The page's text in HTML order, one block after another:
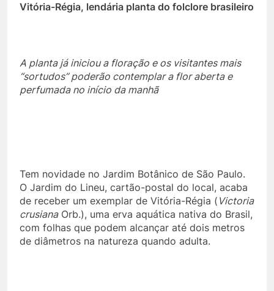
Vitória-Régia, lendária planta do folclore brasileiro
A planta já iniciou a floração e os visitantes mais
“sortudos” poderão contemplar a flor aberta e
perfumada no início da manhã
Tem novidade no Jardim Botânico de São Paulo.
O Jardim do Lineu, cartão-postal do local, acaba
de receber um exemplar de Vitória-Régia ( Victoria
crusianaOrb.), uma erva aquática nativa do Brasil,
com folhas que podem alcançar até dois metros
de diâmetros na natureza quando adulta.